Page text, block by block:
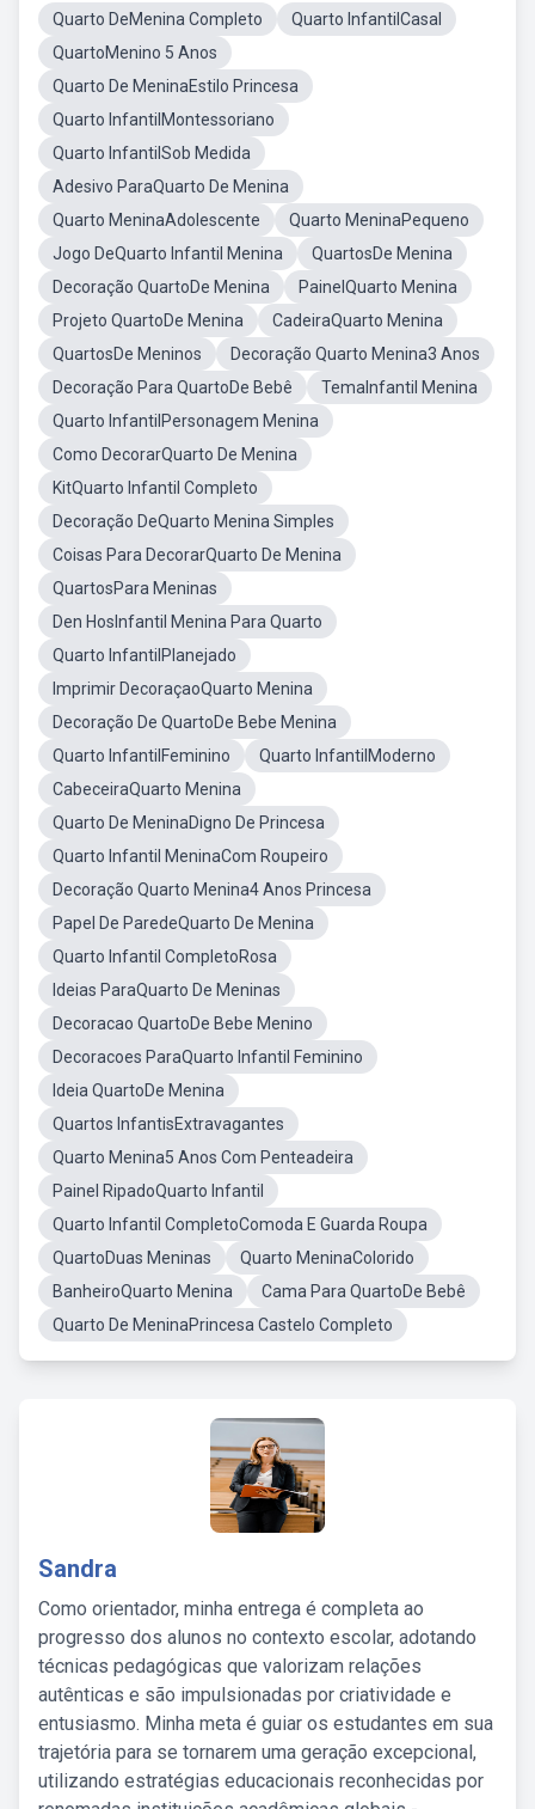
Quarto DeMenina Completo
Quarto InfantilCasal
QuartoMenino 5 Anos
Quarto De MeninaEstilo Princesa
Quarto InfantilMontessoriano
Quarto InfantilSob Medida
Adesivo ParaQuarto De Menina
Quarto MeninaAdolescente
Quarto MeninaPequeno
Jogo DeQuarto Infantil Menina
QuartosDe Menina
Decoração QuartoDe Menina
PainelQuarto Menina
Projeto QuartoDe Menina
CadeiraQuarto Menina
QuartosDe Meninos
Decoração Quarto Menina3 Anos
Decoração Para QuartoDe Bebê
TemaInfantil Menina
Quarto InfantilPersonagem Menina
Como DecorarQuarto De Menina
KitQuarto Infantil Completo
Decoração DeQuarto Menina Simples
Coisas Para DecorarQuarto De Menina
QuartosPara Meninas
Den HosInfantil Menina Para Quarto
Quarto InfantilPlanejado
Imprimir DecoraçaoQuarto Menina
Decoração De QuartoDe Bebe Menina
Quarto InfantilFeminino
Quarto InfantilModerno
CabeceiraQuarto Menina
Quarto De MeninaDigno De Princesa
Quarto Infantil MeninaCom Roupeiro
Decoração Quarto Menina4 Anos Princesa
Papel De ParedeQuarto De Menina
Quarto Infantil CompletoRosa
Ideias ParaQuarto De Meninas
Decoracao QuartoDe Bebe Menino
Decoracoes ParaQuarto Infantil Feminino
Ideia QuartoDe Menina
Quartos InfantisExtravagantes
Quarto Menina5 Anos Com Penteadeira
Painel RipadoQuarto Infantil
Quarto Infantil CompletoComoda E Guarda Roupa
QuartoDuas Meninas
Quarto MeninaColorido
BanheiroQuarto Menina
Cama Para QuartoDe Bebê
Quarto De MeninaPrincesa Castelo Completo
Sandra
Como orientador, minha entrega é completa ao
progresso dos alunos no contexto escolar, adotando
técnicas pedagógicas que valorizam relações
autênticas e são impulsionadas por criatividade e
entusiasmo. Minha meta é guiar os estudantes em sua
trajetória para se tornarem uma geração excepcional,
utilizando estratégias educacionais reconhecidas por